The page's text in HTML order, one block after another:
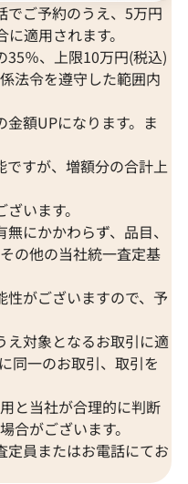
でご予約のうえ、5万円
適用されます。
35％、上限10万円(税込)
法令を遵守した範囲内
額UPになります。ま
すが、増額分の合計上
います。
にかかわらず、品目、
の他の当社統一査定基
がございますので、予
え対象となるお取引に適
同一のお取引、取引を
と当社が合理的に判断
合がございます。
定員またはお電話にてお